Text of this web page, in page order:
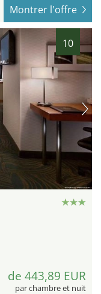
Montrer l'offre
10
de 443,89 EUR
par chambre et nuit